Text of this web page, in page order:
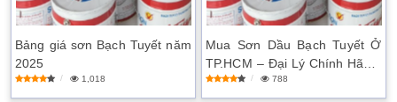
Bảng giá sơn Bạch Tuyết năm
2025
1,018
Mua Sơn Dầu Bạch Tuyết Ở
TP.HCM – Đại Lý Chính Hãng,
Chiết Khấu Cao
788